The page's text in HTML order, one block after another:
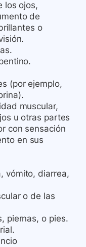
los ojos,
de
o
(por ejemplo,
muscular,
u otras partes
con sensación
en sus
vómito, diarrea,
o de las
piernas, o pies.